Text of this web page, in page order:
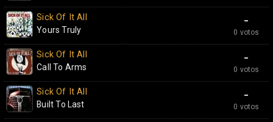
-
0 votos
Sick Of It All
Yours Truly
-
0 votos
Sick Of It All
Call To Arms
-
0 votos
Sick Of It All
Built To Last